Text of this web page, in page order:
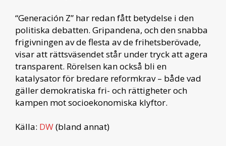
“Generación Z” har redan fått betydelse i den
politiska debatten. Gripandena, och den snabba
frigivningen av de flesta av de frihetsberövade,
visar att rättsväsendet står under tryck att agera
transparent. Rörelsen kan också bli en
katalysator för bredare reformkrav – både vad
gäller demokratiska fri- och rättigheter och
kampen mot socioekonomiska klyftor.
Källa: DW(bland annat)